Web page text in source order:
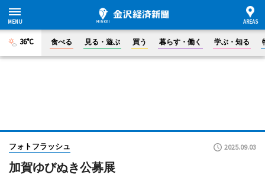
36°C 食べる 見る・遊ぶ 買う 暮らす・働く 学ぶ・知る
フォトフラッシュ 2025.09.03
加賀ゆびぬき公募展